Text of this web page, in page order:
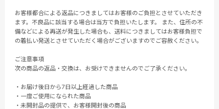
お客様都合による返品につきましてはお客様のご負担とさせていただき
ます。不良品に該当する場合は当方で負担いたします。 また、住所の不
備などによる再送が発生した場合も、送料につきましてはお客様負担で
の着払い発送とさせていただく場合がございますのでご容赦ください。
ご注意事項
次の商品の返品・交換は、お受けできませんのでご了承ください。
・お届け後日から7日以上経過した商品
・一度ご使用になられた商品
・未開封品の提供で、お客様開封後の商品